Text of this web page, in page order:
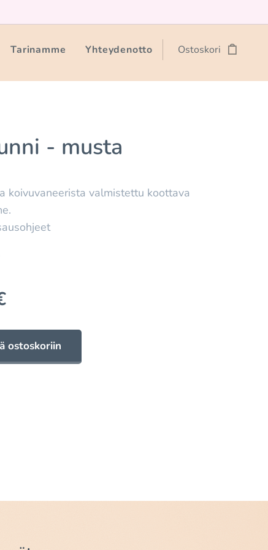
Tarinamme Yhteydenotto Ostoskori
- musta
koivuvaneerista valmistettu koottava
ostoskoriin